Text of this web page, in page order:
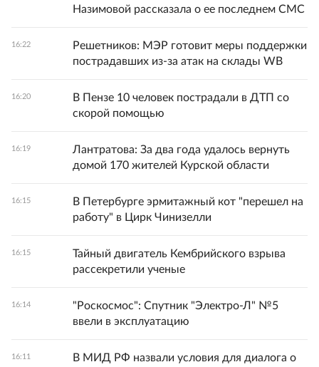
Назимовой рассказала о ее последнем СМС
16:22
Решетников: МЭР готовит меры поддержки
пострадавших из-за атак на склады WB
16:20
В Пензе 10 человек пострадали в ДТП со
скорой помощью
16:19
Лантратова: За два года удалось вернуть
домой 170 жителей Курской области
16:15
В Петербурге эрмитажный кот "перешел на
работу" в Цирк Чинизелли
16:15
Тайный двигатель Кембрийского взрыва
рассекретили ученые
16:14
"Роскосмос": Спутник "Электро-Л" №5
ввели в эксплуатацию
16:11
В МИД РФ назвали условия для диалога о